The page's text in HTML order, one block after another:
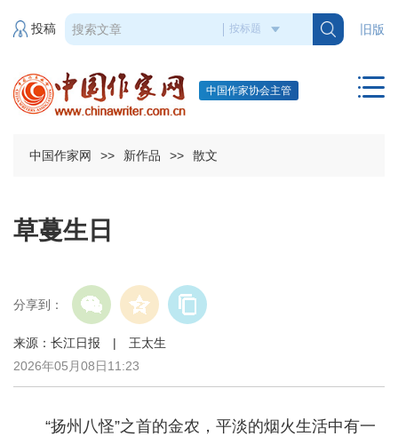
旧版
投稿
中国作家协会主管
中国作家网 >> 新作品 >> 散文
草蔓生日
分享到：
来源：长江日报 | 王太生
2026年05月08日11:23
“扬州八怪”之首的金农，平淡的烟火生活中有一